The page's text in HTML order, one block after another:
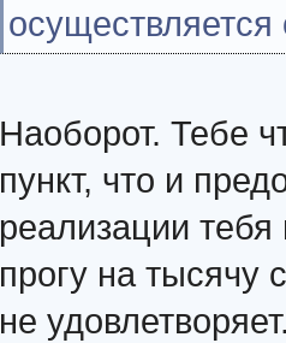
Наоборот. Тебе
пункт, что и
реализации
прогу на тысячу
не